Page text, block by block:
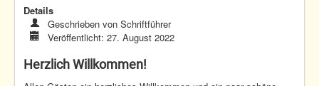
Fliegen
Nachwuchs
Verein
Details
Geschrieben vonSchriftführer
Veröffentlicht: 27. August 2022
Herzlich Willkommen!